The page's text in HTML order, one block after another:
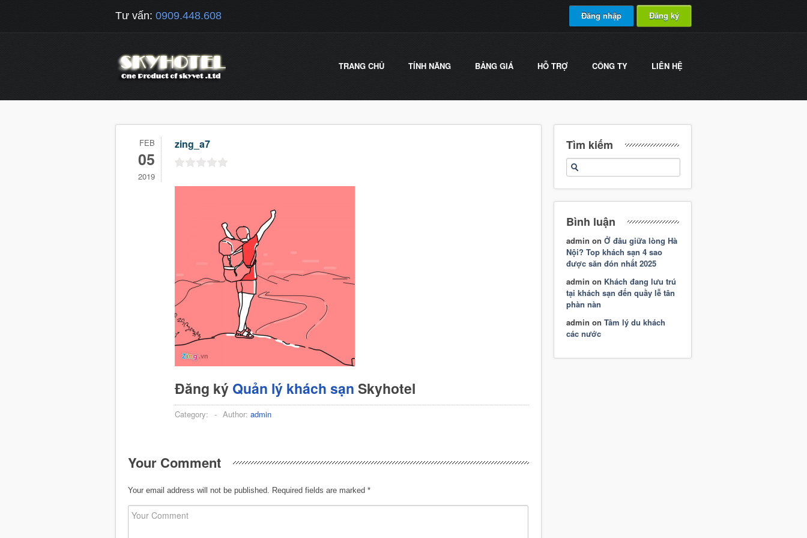
Tư vấn: 0909.448.608 Đăng nhập Đăng ký
TRANG CHỦ TÍNH NĂNG BẢNG GIÁ HỖ TRỢ CÔNG TY LIÊN HỆ
FEB
05
2019
zing_a7
Đăng ký Quản lý khách sạn Skyhotel
Category: - Author: admin
Your Comment
Your email address will not be published. Required fields are marked *
Tìm kiếm
Bình luận
admin on Ở đâu giữa lòng Hà
Nội? Top khách sạn 4 sao
được săn đón nhất 2025
admin on Khách đang lưu trú
tại khách sạn đến quầy lễ tân
phàn nàn
admin on Tâm lý du khách
các nước